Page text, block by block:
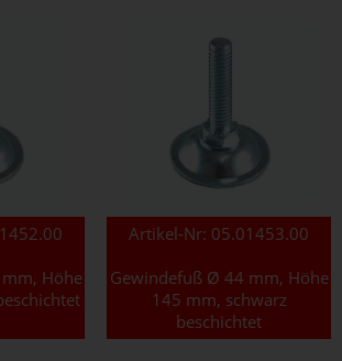
Höhe
Artikel-Nr: 05.01453.00
Gewindefuß Ø 44 mm, Höhe
145 mm, schwarz
beschichtet